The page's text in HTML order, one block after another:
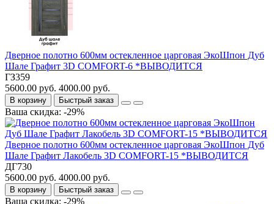
Дверное полотно 600мм остекленное царговая ЭкоШпон Дуб
Шале Графит 3D COMFORT-6 *ВЫВОДИТСЯ
ГЗ359
5600.00 руб. 4000.00 руб.
В корзину Быстрый заказ
Ваша скидка: -29%
Дверное полотно 600мм остекленное царговая ЭкоШпон Дуб
Шале Графит Лакобель 3D COMFORT-15 *ВЫВОДИТСЯ
ДГ730
5600.00 руб. 4000.00 руб.
В корзину Быстрый заказ
Ваша скидка: -29%